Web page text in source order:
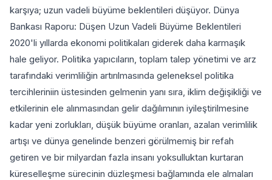
karşıya; uzun vadeli büyüme beklentileri düşüyor. Dünya
Bankası Raporu: Düşen Uzun Vadeli Büyüme Beklentileri
2020'li yıllarda ekonomi politikaları giderek daha karmaşık
hale geliyor. Politika yapıcıların, toplam talep yönetimi ve arz
tarafındaki verimliliğin artırılmasında geleneksel politika
tercihleriniin üstesinden gelmenin yanı sıra, iklim değişikliği ve
etkilerinin ele alınmasından gelir dağılımının iyileştirilmesine
kadar yeni zorlukları, düşük büyüme oranları, azalan verimlilik
artışı ve dünya genelinde benzeri görülmemiş bir refah
getiren ve bir milyardan fazla insanı yoksulluktan kurtaran
küreselleşme sürecinin düzleşmesi bağlamında ele almaları